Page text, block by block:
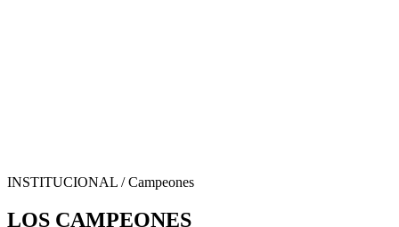
INSTITUCIONAL / Campeones
LOS CAMPEONES